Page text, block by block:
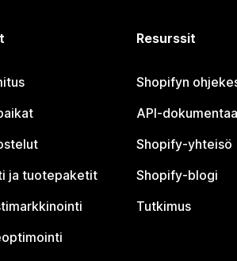
ja tuotepaketit
Resurssit
Shopifyn
API-
Shopify-yhteisö
Shopify-blogi
Tutkimus